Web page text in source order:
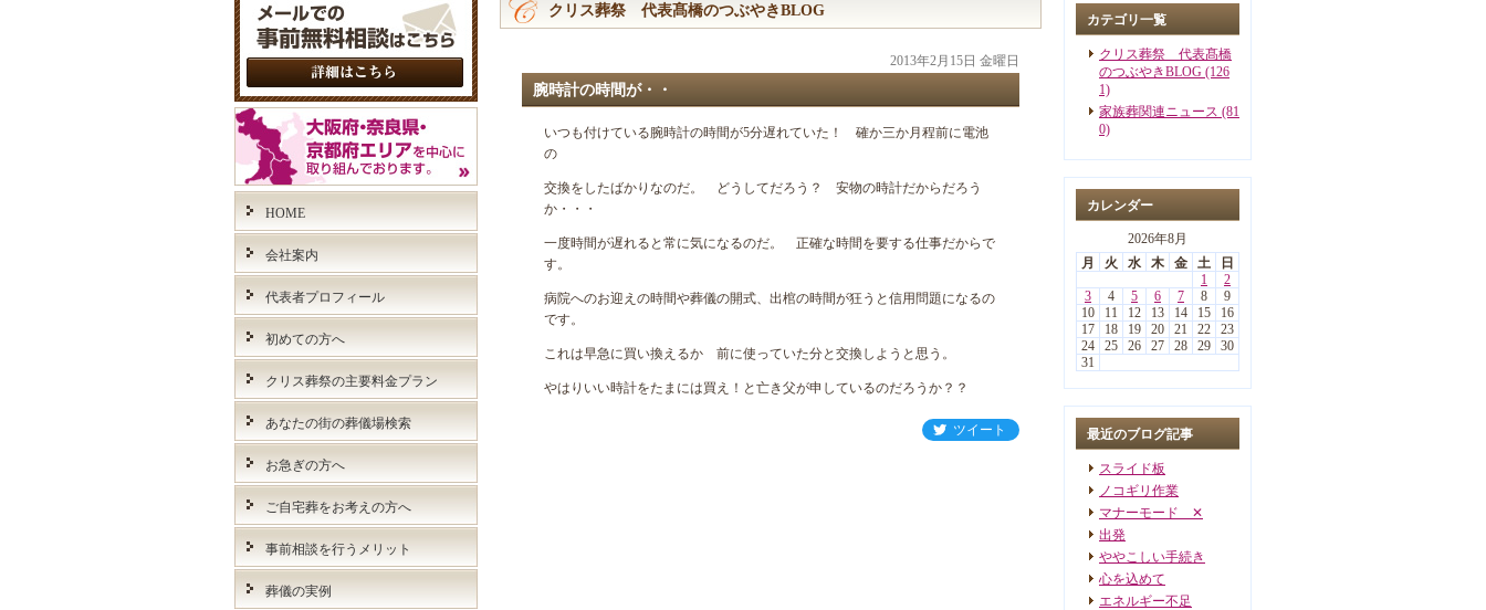
クリス葬祭 代表髙橋のつぶやきBLOG
2013年2月15日 金曜日
腕時計の時間が・・
いつも付けている腕時計の時間が5分遅れていた！ 確か三か月程前に電池
の
交換をしたばかりなのだ。 どうしてだろう？ 安物の時計だからだろう
か・・・
一度時間が遅れると常に気になるのだ。 正確な時間を要する仕事だからで
す。
病院へのお迎えの時間や葬儀の開式、出棺の時間が狂うと信用問題になるの
です。
これは早急に買い換えるか 前に使っていた分と交換しようと思う。
やはりいい時計をたまには買え！と亡き父が申しているのだろうか？？
ツイート
カテゴリ一覧
クリス葬祭 代表髙橋
のつぶやきBLOG (126
1)
家族葬関連ニュース (81
0)
カレンダー
2026年8月
月
火 水 木 金 土
日
1
2
3
4 5 6 7 8
9
10
11 12 13 14 15
16
17
18 19 20 21 22
23
24
25 26 27 28 29
30
31
最近のブログ記事
スライド板
ノコギリ作業
マナーモード ✕
出発
ややこしい手続き
心を込めて
エネルギー不足
HOME
会社案内
代表者プロフィール
初めての方へ
クリス葬祭の主要料金プラン
あなたの街の葬儀場検索
お急ぎの方へ
ご自宅葬をお考えの方へ
事前相談を行うメリット
葬儀の実例